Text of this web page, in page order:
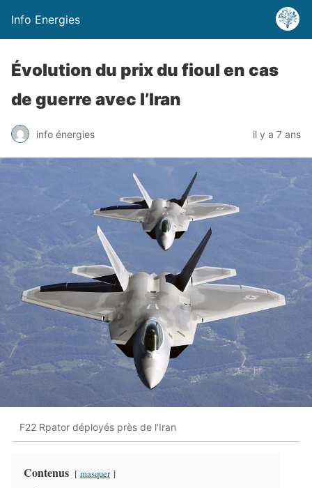
Info Energies
Évolution du prix du fioul en cas
de guerre avec l’Iran
info énergies il y a 7 ans
F22 Rpator déployés près de l'Iran
Contenus masquer